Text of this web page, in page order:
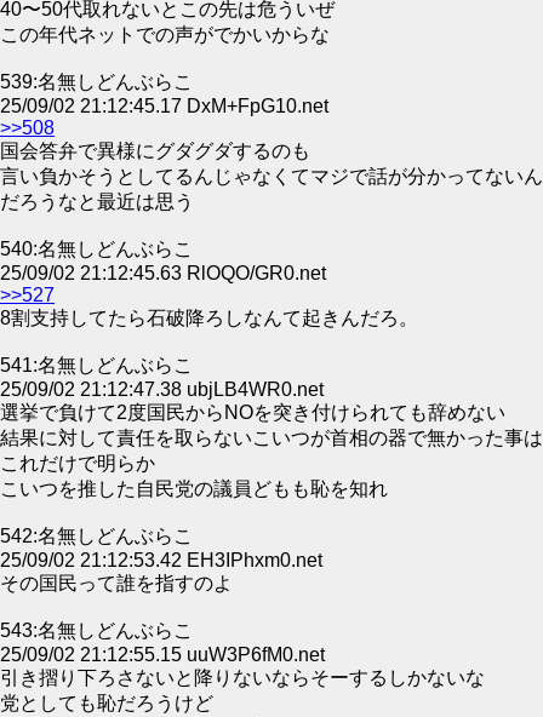
40〜50代取れないとこの先は危ういぜ
この年代ネットでの声がでかいからな
539:名無しどんぶらこ
25/09/02 21:12:45.17 DxM+FpG10.net
>>508
国会答弁で異様にグダグダするのも
言い負かそうとしてるんじゃなくてマジで話が分かってないん
だろうなと最近は思う
540:名無しどんぶらこ
25/09/02 21:12:45.63 RlOQO/GR0.net
>>527
8割支持してたら石破降ろしなんて起きんだろ。
541:名無しどんぶらこ
25/09/02 21:12:47.38 ubjLB4WR0.net
選挙で負けて2度国民からNOを突き付けられても辞めない
結果に対して責任を取らないこいつが首相の器で無かった事は
これだけで明らか
こいつを推した自民党の議員どもも恥を知れ
542:名無しどんぶらこ
25/09/02 21:12:53.42 EH3IPhxm0.net
その国民って誰を指すのよ
543:名無しどんぶらこ
25/09/02 21:12:55.15 uuW3P6fM0.net
引き摺り下ろさないと降りないならそーするしかないな
党としても恥だろうけど